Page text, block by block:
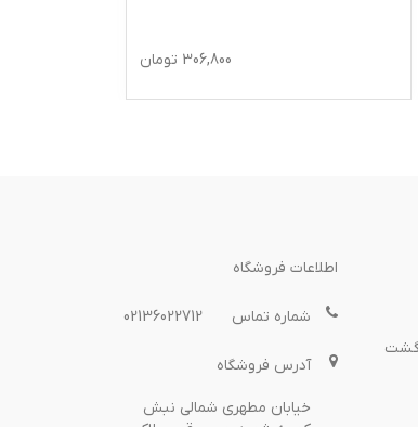
306,800 تومان
اطلاعات فروشگاه
شماره تماس 02136022712
آدرس فروشگاه
خیابان مطهری شمالی نبش